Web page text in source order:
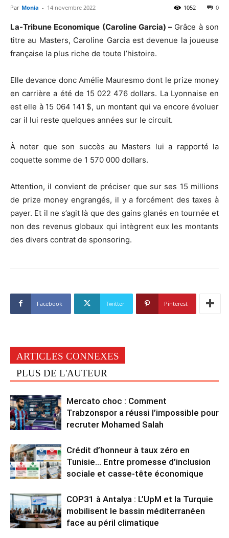
Par Monia - 14 novembre 2022 0
1052
La-Tribune Economique (Caroline Garcia) – Grâce à son
titre au Masters, Caroline Garcia est devenue la joueuse
française la plus riche de toute l’histoire.
Elle devance donc Amélie Mauresmo dont le prize money
en carrière a été de 15 022 476 dollars. La Lyonnaise en
est elle à 15 064 141 $, un montant qui va encore évoluer
car il lui reste quelques années sur le circuit.
À noter que son succès au Masters lui a rapporté la
coquette somme de 1 570 000 dollars.
Attention, il convient de préciser que sur ses 15 millions
de prize money engrangés, il y a forcément des taxes à
payer. Et il ne s’agit là que des gains glanés en tournée et
non des revenus globaux qui intègrent eux les montants
des divers contrat de sponsoring.
Facebook Twitter Pinterest
ARTICLES CONNEXES
PLUS DE L'AUTEUR
Mercato choc : Comment
Trabzonspor a réussi l’impossible pour
recruter Mohamed Salah
Crédit d’honneur à taux zéro en
Tunisie… Entre promesse d’inclusion
sociale et casse-tête économique
COP31 à Antalya : L’UpM et la Turquie
mobilisent le bassin méditerranéen
face au péril climatique